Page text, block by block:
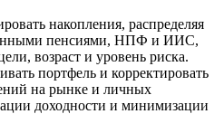
накопления, распределяя
пенсиями, НПФ и ИИС,
возраст и уровень риска.
портфель и корректировать
на рынке и личных
доходности и минимизации